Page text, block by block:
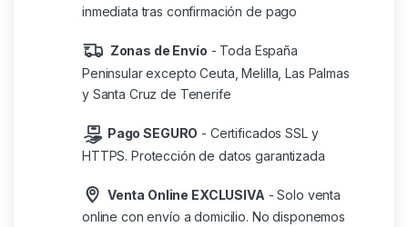
inmediata tras confirmación de pago
Zonas de Envío - Toda España
Peninsular excepto Ceuta, Melilla, Las Palmas
y Santa Cruz de Tenerife
Pago SEGURO - Certificados SSL y
HTTPS. Protección de datos garantizada
Venta Online EXCLUSIVA - Solo venta
online con envío a domicilio. No disponemos